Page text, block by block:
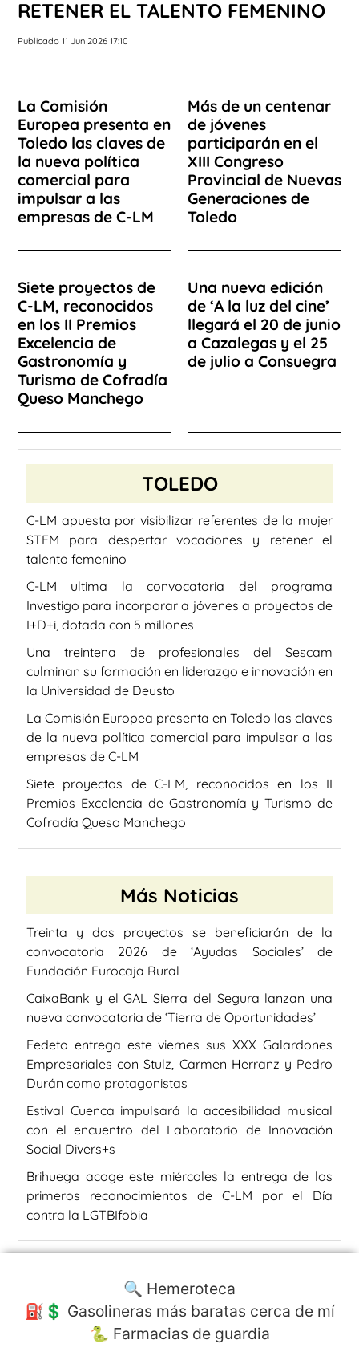
RETENER EL TALENTO FEMENINO
Publicado 11 Jun 2026 17:10
La Comisión
Europea presenta en
Toledo las claves de
la nueva política
comercial para
impulsar a las
empresas de C-LM
Más de un centenar
de jóvenes
participarán en el
XIII Congreso
Provincial de Nuevas
Generaciones de
Toledo
Siete proyectos de
C-LM, reconocidos
en los II Premios
Excelencia de
Gastronomía y
Turismo de Cofradía
Queso Manchego
Una nueva edición
de ‘A la luz del cine’
llegará el 20 de junio
a Cazalegas y el 25
de julio a Consuegra
TOLEDO
C-LM apuesta por visibilizar referentes de la mujer
STEM para despertar vocaciones y retener el
talento femenino
C-LM ultima la convocatoria del programa
Investigo para incorporar a jóvenes a proyectos de
I+D+i, dotada con 5 millones
Una treintena de profesionales del Sescam
culminan su formación en liderazgo e innovación en
la Universidad de Deusto
La Comisión Europea presenta en Toledo las claves
de la nueva política comercial para impulsar a las
empresas de C-LM
Siete proyectos de C-LM, reconocidos en los II
Premios Excelencia de Gastronomía y Turismo de
Cofradía Queso Manchego
Más Noticias
Treinta y dos proyectos se beneficiarán de la
convocatoria 2026 de ‘Ayudas Sociales’ de
Fundación Eurocaja Rural
CaixaBank y el GAL Sierra del Segura lanzan una
nueva convocatoria de ‘Tierra de Oportunidades’
Fedeto entrega este viernes sus XXX Galardones
Empresariales con Stulz, Carmen Herranz y Pedro
Durán como protagonistas
Estival Cuenca impulsará la accesibilidad musical
con el encuentro del Laboratorio de Innovación
Social Divers+s
Brihuega acoge este miércoles la entrega de los
primeros reconocimientos de C-LM por el Día
contra la LGTBIfobia
🔍 Hemeroteca
⛽️💲 Gasolineras más baratas cerca de mí
🐍 Farmacias de guardia